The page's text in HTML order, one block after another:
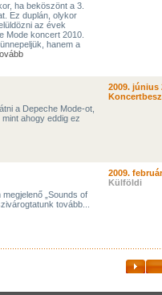
ha beköszönt a 3.
Ez duplán, olykor
az évek
Mode koncert 2010.
hanem a
a Depeche Mode-ot,
ahogy eddig ez
2009. június
„Sounds of
tovább...
2009.
Külföldi